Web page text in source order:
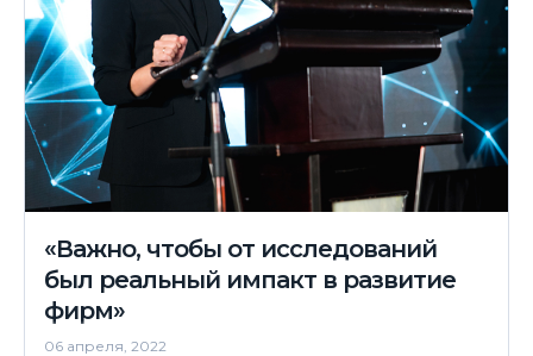
«Важно, чтобы от исследований
был реальный импакт в развитие
фирм»
06 апреля, 2022